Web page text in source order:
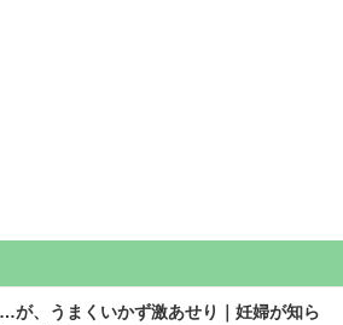
が、うまくいかず激あせり｜妊婦が知ら